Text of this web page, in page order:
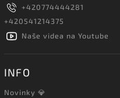
+420774444281
+420541214375
Naše videa na Youtube
INFO
Novinky 💎